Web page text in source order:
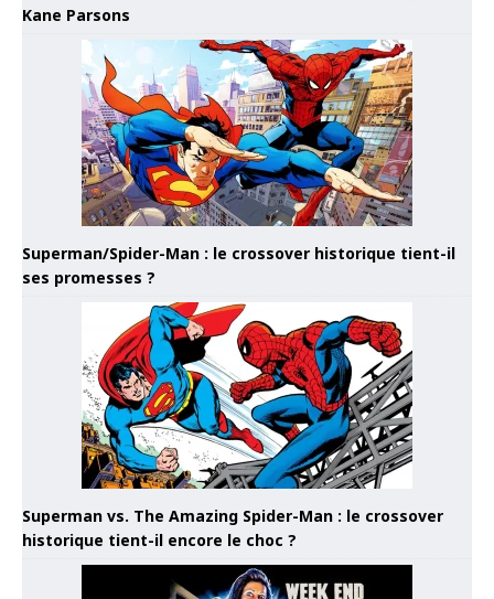
Kane Parsons
Superman/Spider-Man : le crossover historique tient-il
ses promesses ?
Superman vs. The Amazing Spider-Man : le crossover
historique tient-il encore le choc ?